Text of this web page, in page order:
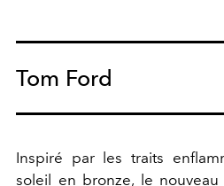
Tom Ford
Inspiré par les traits
soleil en bronze, le